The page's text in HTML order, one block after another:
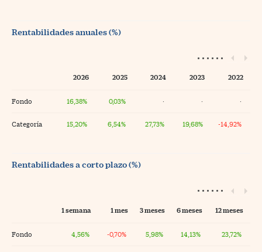
Rentabilidades anuales (%)
2026 2025 2024 2023 2022
Fondo 16,38% 0,03% · · ·
Categoría 15,20% 6,54% 27,73% 19,68% -14,92%
Rentabilidades a corto plazo (%)
1 semana 1 mes 3 meses 6 meses 12 meses
Fondo 4,56% -0,70% 5,98% 14,13% 23,72%